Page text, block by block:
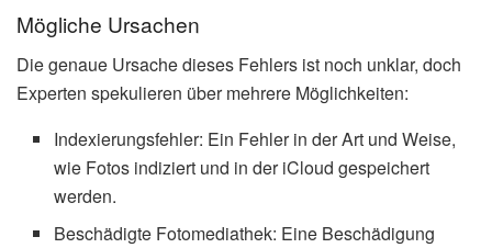
Mögliche Ursachen
Die genaue Ursache dieses Fehlers ist noch unklar, doch
Experten spekulieren über mehrere Möglichkeiten:
Indexierungsfehler: Ein Fehler in der Art und Weise,
wie Fotos indiziert und in der iCloud gespeichert
werden.
Beschädigte Fotomediathek: Eine Beschädigung